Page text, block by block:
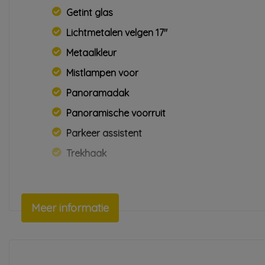
Getint glas
Lichtmetalen velgen 17"
Metaalkleur
Mistlampen voor
Panoramadak
Panoramische voorruit
Parkeer assistent
Trekhaak
Meer informatie